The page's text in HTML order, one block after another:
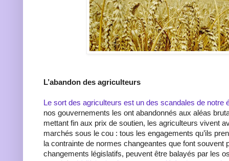
L’abandon des agriculteurs
Le sort des agriculteurs est un des scandales de notre
nos gouvernements les ont abandonnés aux aléas
mettant fin aux prix de soutien, les agriculteurs vivent
marchés sous le cou : tous les engagements qu’ils
la contrainte de normes changeantes que font souvent
changements législatifs, peuvent être balayés par les